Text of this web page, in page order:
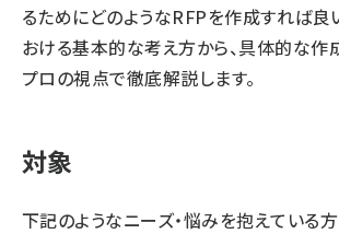
るためにどのようなRFPを作成すれば良
おける基本的な考え方から、具体的な作
プロの視点で徹底解説します。
対象
下記のようなニーズ・悩みを抱えている方